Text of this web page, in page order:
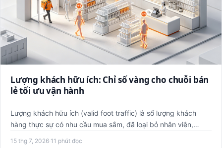
Lượng khách hữu ích: Chỉ số vàng cho chuỗi bán
lẻ tối ưu vận hành
Lượng khách hữu ích (valid foot traffic) là số lượng khách
hàng thực sự có nhu cầu mua sắm, đã loại bỏ nhân viên,
15 thg 7, 2026·11 phút đọc